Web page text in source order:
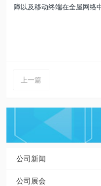
障以及移动终端在全屋网络
上一篇
公司新闻
公司展会